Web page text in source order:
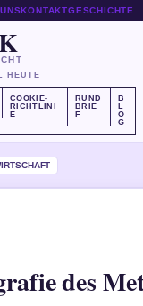
KONTAKTGESCHICHTE
HEUTE
COOKIE-
RICHTLINI
E
RUND
BRIE
F
B
L
O
G
des